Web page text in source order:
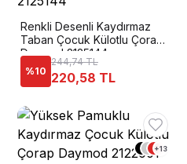
Renkli Desenli Kaydırmaz
Taban Çocuk Külotlu Çorap
Daymod 2125144
%10
244,74 TL
220,58 TL
+13